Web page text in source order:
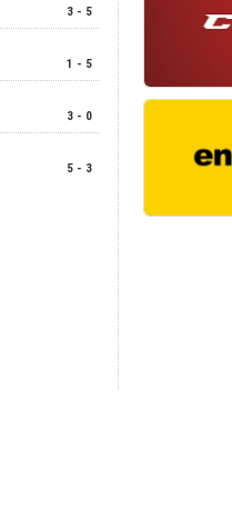
3 - 5
1 - 5
3 - 0
5 - 3